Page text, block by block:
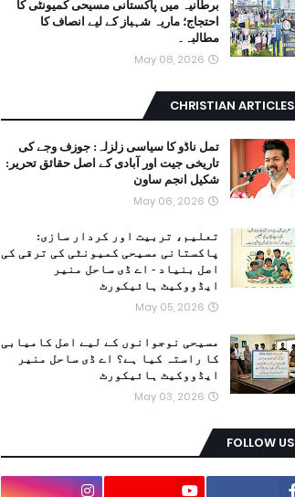
برطانیہ میں پاکستانی مسیحی کمیونٹی کا
احتجاج؛ ماریہ شہباز کے لیے انصاف کا
مطالبہ۔
May 08, 2026
CHRISTIAN ARTICLES
تمل ناڈو کا سیاسی زلزلہ: جوزف وجے کی
تاریخی جیت اور آبادی کے اصل حقائق تحریر:
شکیل انجم ساون
May 06, 2026
تعلیم، تربیت اور کردار سازی:
پاکستانی مسیحی کمیونٹی کی ترقی کی
اصل بنیاد - اے ڈی ساحل منیر
ایڈووکیٹ ہائیکورٹ
May 05, 2026
مسیحی نوجوانوں کے لیے اصل کامیابی
کا راستہ کیا ہے؟ اے ڈی ساحل منیر
ایڈووکیٹ ہائیکورٹ
May 03, 2026
FOLLOW US